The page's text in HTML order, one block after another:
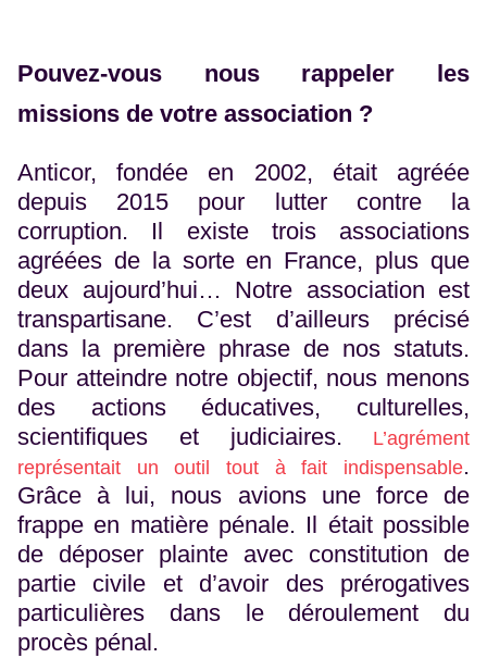
Pouvez-vous nous rappeler les
missions de votre association ?
Anticor, fondée en 2002, était agréée
depuis 2015 pour lutter contre la
corruption. Il existe trois associations
agréées de la sorte en France, plus que
deux aujourd’hui… Notre association est
transpartisane. C’est d’ailleurs précisé
dans la première phrase de nos statuts.
Pour atteindre notre objectif, nous menons
des actions éducatives, culturelles,
scientifiques et judiciaires. L’agrément
représentait un outil tout à fait indispensable.
Grâce à lui, nous avions une force de
frappe en matière pénale. Il était possible
de déposer plainte avec constitution de
partie civile et d’avoir des prérogatives
particulières dans le déroulement du
procès pénal.